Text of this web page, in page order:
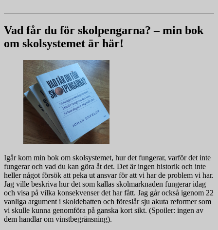
Vad får du för skolpengarna? – min bok
om skolsystemet är här!
Igår kom min bok om skolsystemet, hur det fungerar, varför det inte
fungerar och vad du kan göra åt det. Det är ingen historik och inte
heller något försök att peka ut ansvar för att vi har de problem vi har.
Jag ville beskriva hur det som kallas skolmarknaden fungerar idag
och visa på vilka konsekvenser det har fått. Jag går också igenom 22
vanliga argument i skoldebatten och föreslår sju akuta reformer som
vi skulle kunna genomföra på ganska kort sikt. (Spoiler: ingen av
dem handlar om vinstbegränsning).